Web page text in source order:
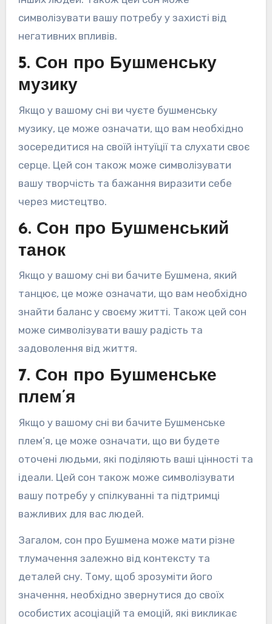
символізувати вашу потребу у захисті від
негативних впливів.
5. Сон про Бушменську
музику
Якщо у вашому сні ви чуєте бушменську
музику, це може означати, що вам необхідно
зосередитися на своїй інтуїції та слухати своє
серце. Цей сон також може символізувати
вашу творчість та бажання виразити себе
через мистецтво.
6. Сон про Бушменський
танок
Якщо у вашому сні ви бачите Бушмена, який
танцює, це може означати, що вам необхідно
знайти баланс у своєму житті. Також цей сон
може символізувати вашу радість та
задоволення від життя.
7. Сон про Бушменське
плем’я
Якщо у вашому сні ви бачите Бушменське
плем’я, це може означати, що ви будете
оточені людьми, які поділяють ваші цінності та
ідеали. Цей сон також може символізувати
вашу потребу у спілкуванні та підтримці
важливих для вас людей.
Загалом, сон про Бушмена може мати різне
тлумачення залежно від контексту та
деталей сну. Тому, щоб зрозуміти його
значення, необхідно звернутися до своїх
особистих асоціацій та емоцій, які викликає